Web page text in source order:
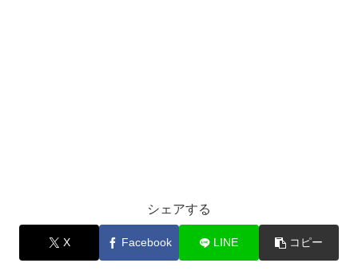
シェアする
X Facebook LINE コピー